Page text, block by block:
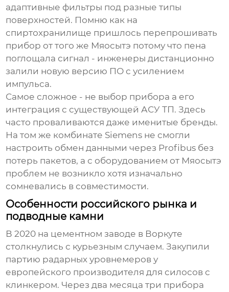
адаптивные фильтры под разные типы
поверхностей. Помню как на
спиртохранилище пришлось перепрошивать
прибор от того же Мяосытэ потому что пена
поглощала сигнал - инженеры дистанционно
залили новую версию ПО с усилением
импульса.
Самое сложное - не выбор прибора а его
интеграция с существующей АСУ ТП. Здесь
часто проваливаются даже именитые бренды.
На том же комбинате Siemens не смогли
настроить обмен данными через Profibus без
потерь пакетов, а с оборудованием от Мяосытэ
проблем не возникло хотя изначально
сомневались в совместимости.
Особенности российского рынка и
подводные камни
В 2020 на цементном заводе в Воркуте
столкнулись с курьезным случаем. Закупили
партию радарных уровнемеров у
европейского производителя для силосов с
клинкером. Через два месяца три прибора